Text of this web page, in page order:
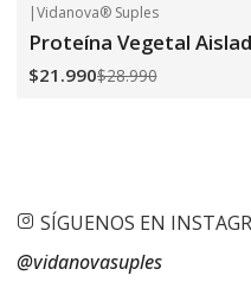
-24% OFF
|Vidanova® Suples
Proteína Vegetal
$21.990$28.990
SÍGUENOS EN
@vidanovasuples